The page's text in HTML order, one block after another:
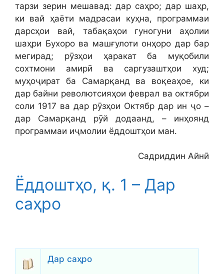
тарзи зерин мешавад: дар саҳро; дар шаҳр,
ки вай ҳаёти мадрасаи куҳна, программаи
дарсҳои вай, табақаҳои гуногуни аҳолии
шаҳри Бухоро ва машғулоти онҳоро дар бар
мегирад; рӯзҳои ҳаракат ба муқобили
сохтмони амирӣ ва саргузаштҳои худ;
муҳоҷират ба Самарқанд ва воқеаҳое, ки
дар байни револютсияҳои феврал ва октябри
соли 1917 ва дар рӯзҳои Октябр дар ин ҷо –
дар Самарқанд рӯй додаанд, – инҳоянд
программаи иҷмолии ёддоштҳои ман.
Садриддин Айнӣ
Ёддоштҳо, қ. 1 – Дар
саҳро
Дар саҳро